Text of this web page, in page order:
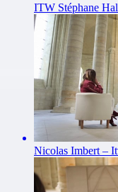
ITW Stéphane
Nicolas Imbert –